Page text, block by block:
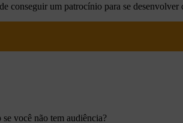
conseguir um patrocínio para se
você não tem audiência?